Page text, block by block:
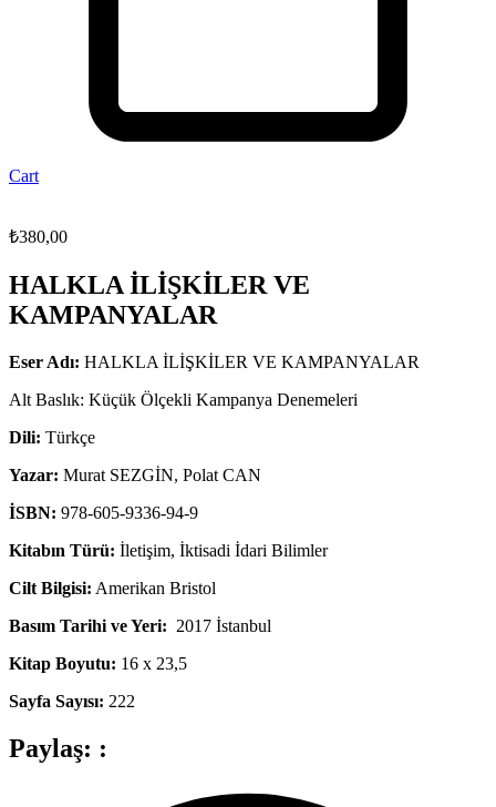
Cart
₺380,00
HALKLA İLİŞKİLER VE
KAMPANYALAR
Eser Adı: HALKLA İLİŞKİLER VE KAMPANYALAR
Alt Baslık: Küçük Ölçekli Kampanya Denemeleri
Dili: Türkçe
Yazar: Murat SEZGİN, Polat CAN
İSBN: 978-605-9336-94-9
Kitabın Türü: İletişim, İktisadi İdari Bilimler
Cilt Bilgisi: Amerikan Bristol
Basım Tarihi ve Yeri: 2017 İstanbul
Kitap Boyutu: 16 x 23,5
Sayfa Sayısı: 222
Paylaş: :